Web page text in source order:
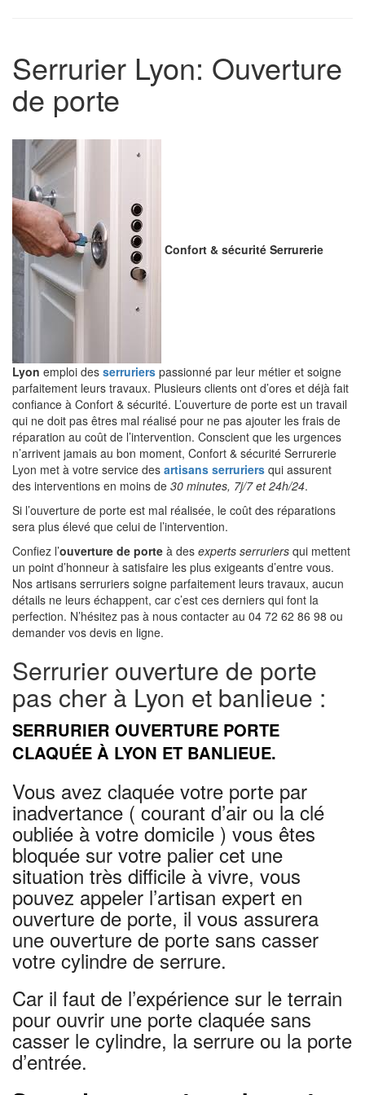
Serrurier Lyon: Ouverture
de porte
Confort & sécurité Serrurerie
Lyon emploi des serruriers passionné par leur métier et soigne
parfaitement leurs travaux. Plusieurs clients ont d’ores et déjà fait
confiance à Confort & sécurité. L’ouverture de porte est un travail
qui ne doit pas êtres mal réalisé pour ne pas ajouter les frais de
réparation au coût de l’intervention. Conscient que les urgences
n’arrivent jamais au bon moment, Confort & sécurité Serrurerie
Lyon met à votre service des artisans serruriers qui assurent
des interventions en moins de 30 minutes, 7j/7 et 24h/24.
Si l’ouverture de porte est mal réalisée, le coût des réparations
sera plus élevé que celui de l’intervention.
Confiez l’ouverture de porte à des experts serruriers qui mettent
un point d’honneur à satisfaire les plus exigeants d’entre vous.
Nos artisans serruriers soigne parfaitement leurs travaux, aucun
détails ne leurs échappent, car c’est ces derniers qui font la
perfection. N’hésitez pas à nous contacter au 04 72 62 86 98 ou
demander vos devis en ligne.
Serrurier ouverture de porte
pas cher à Lyon et banlieue :
SERRURIER OUVERTURE PORTE
CLAQUÉE À LYON ET BANLIEUE.
Vous avez claquée votre porte par
inadvertance ( courant d’air ou la clé
oubliée à votre domicile ) vous êtes
bloquée sur votre palier cet une
situation très difficile à vivre, vous
pouvez appeler l’artisan expert en
ouverture de porte, il vous assurera
une ouverture de porte sans casser
votre cylindre de serrure.
Car il faut de l’expérience sur le terrain
pour ouvrir une porte claquée sans
casser le cylindre, la serrure ou la porte
d’entrée.